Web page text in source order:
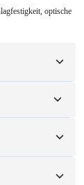
optische
eine Gebühr
benötigen.